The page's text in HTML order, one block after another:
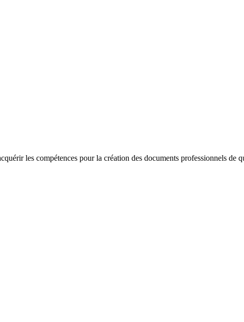
les compétences pour la création des documents professionnels de